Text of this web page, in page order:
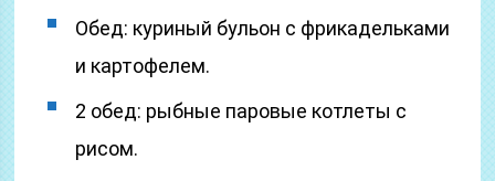
Обед: куриный бульон с фрикадельками
и картофелем.
2 обед: рыбные паровые котлеты с
рисом.